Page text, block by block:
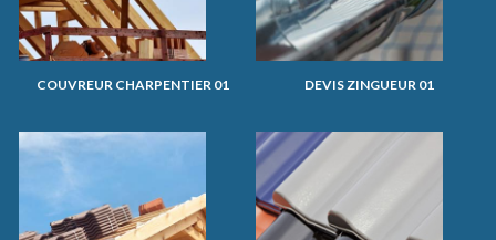
COUVREUR CHARPENTIER 01 DEVIS ZINGUEUR 01